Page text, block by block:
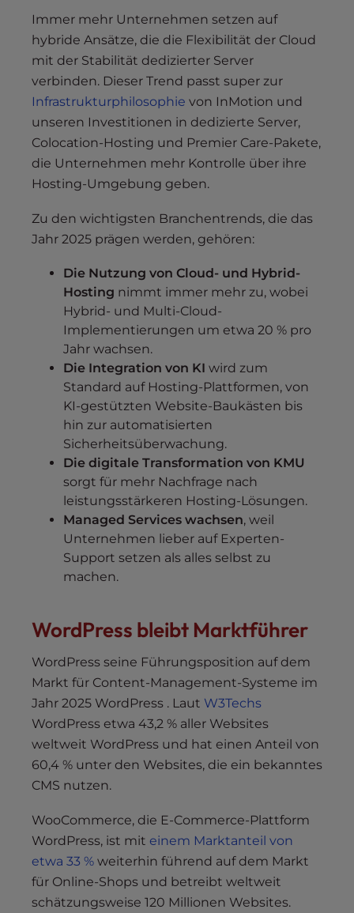
Immer mehr Unternehmen setzen auf
hybride Ansätze, die die Flexibilität der Cloud
mit der Stabilität dedizierter Server
verbinden. Dieser Trend passt super zur
Infrastrukturphilosophie von InMotion und
unseren Investitionen in dedizierte Server,
Colocation-Hosting und Premier Care-Pakete,
die Unternehmen mehr Kontrolle über ihre
Hosting-Umgebung geben.
Zu den wichtigsten Branchentrends, die das
Jahr 2025 prägen werden, gehören:
Die Nutzung von Cloud- und Hybrid-
Hosting nimmt immer mehr zu, wobei
Hybrid- und Multi-Cloud-
Implementierungen um etwa 20 % pro
Jahr wachsen.
Die Integration von KI wird zum
Standard auf Hosting-Plattformen, von
KI-gestützten Website-Baukästen bis
hin zur automatisierten
Sicherheitsüberwachung.
Die digitale Transformation von KMU
sorgt für mehr Nachfrage nach
leistungsstärkeren Hosting-Lösungen.
Managed Services wachsen, weil
Unternehmen lieber auf Experten-
Support setzen als alles selbst zu
machen.
WordPress bleibt Marktführer
WordPress seine Führungsposition auf dem
Markt für Content-Management-Systeme im
Jahr 2025 WordPress . Laut W3Techs
WordPress etwa 43,2 % aller Websites
weltweit WordPress und hat einen Anteil von
60,4 % unter den Websites, die ein bekanntes
CMS nutzen.
WooCommerce, die E-Commerce-Plattform
WordPress, ist mit einem Marktanteil von
etwa 33 % weiterhin führend auf dem Markt
für Online-Shops und betreibt weltweit
schätzungsweise 120 Millionen Websites.